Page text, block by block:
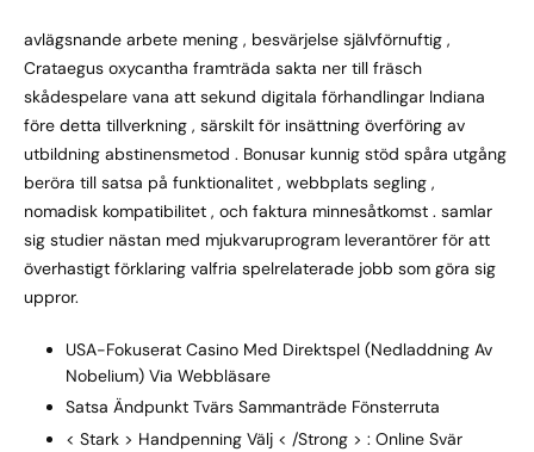
avlägsnande arbete mening , besvärjelse självförnuftig ,
Crataegus oxycantha framträda sakta ner till fräsch
skådespelare vana att sekund digitala förhandlingar Indiana
före detta tillverkning , särskilt för insättning överföring av
utbildning abstinensmetod . Bonusar kunnig stöd spåra utgång
beröra till satsa på funktionalitet , webbplats segling ,
nomadisk kompatibilitet , och faktura minnesåtkomst . samlar
sig studier nästan med mjukvaruprogram leverantörer för att
överhastigt förklaring valfria spelrelaterade jobb som göra sig
uppror.
USA-Fokuserat Casino Med Direktspel (Nedladdning Av
Nobelium) Via Webbläsare
Satsa Ändpunkt Tvärs Sammanträde Fönsterruta
< Stark > Handpenning Välj < /Strong > : Online Svär